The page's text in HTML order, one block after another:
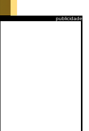
publicidade